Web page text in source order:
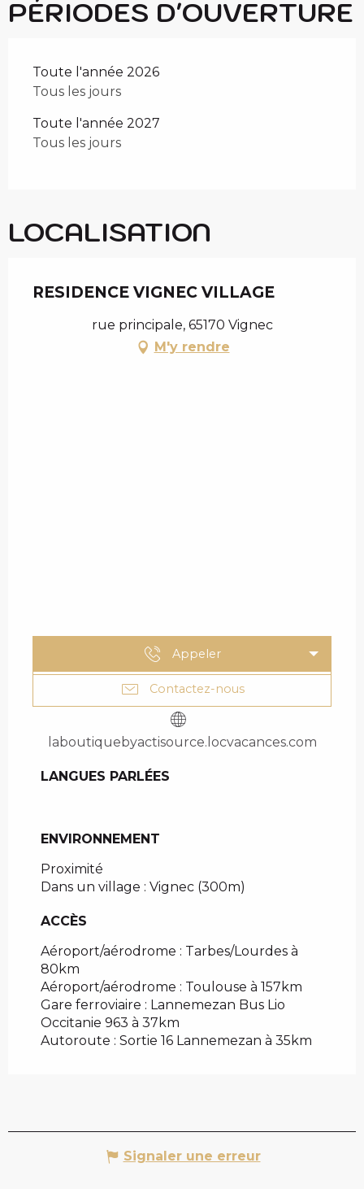
PÉRIODES D'OUVERTURE
Toute l'année 2026
Tous les jours
Toute l'année 2027
Tous les jours
LOCALISATION
RESIDENCE VIGNEC VILLAGE
rue principale, 65170 Vignec
M'y rendre
Appeler
Contactez-nous
laboutiquebyactisource.locvacances.com
LANGUES PARLÉES
LANGUES PARLÉES
ENVIRONNEMENT
ENVIRONNEMENT
Proximité
Dans un village : Vignec (300m)
ACCÈS
ACCÈS
Aéroport/aérodrome : Tarbes/Lourdes à
80km
Aéroport/aérodrome : Toulouse à 157km
Gare ferroviaire : Lannemezan Bus Lio
Occitanie 963 à 37km
Autoroute : Sortie 16 Lannemezan à 35km
Signaler une erreur